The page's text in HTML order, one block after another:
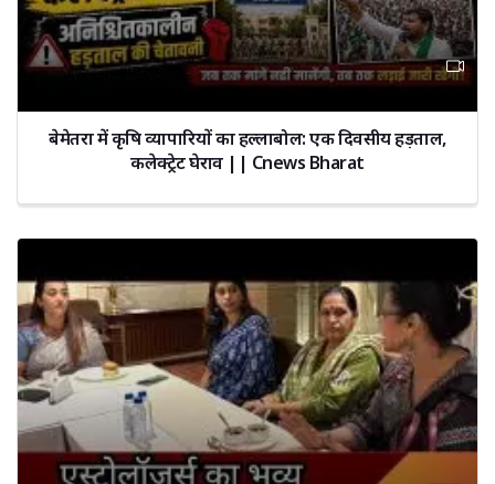
बेमेतरा में कृषि व्यापारियों का हल्लाबोल: एक दिवसीय हड़ताल,
कलेक्ट्रेट घेराव || Cnews Bharat